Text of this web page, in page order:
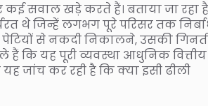
सवाल खड़े करते हैं। बताया जा रहा
थे जिन्हें लगभग पूरे परिसर तक
पेटियों से नकदी निकालने, उसकी
हैं कि यह पूरी व्यवस्था आधुनिक वित्तीय
जांच कर रही है कि क्या इसी ढीली